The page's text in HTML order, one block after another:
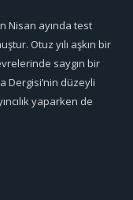
Nisan ayında test
Otuz yılı aşkın bir
saygın bir
Dergisi’nin düzeyli
yaparken de